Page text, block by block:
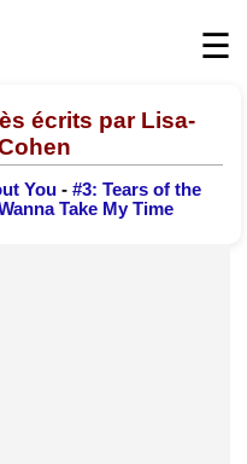
☰
écrits par Lisa-
You- #3: Tears of the
Take My Time